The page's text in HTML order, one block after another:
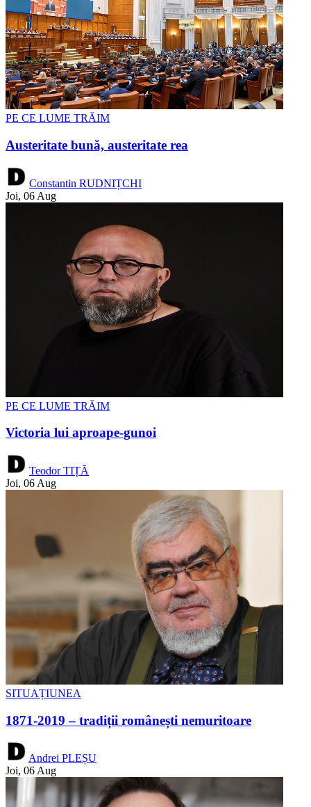
PE CE LUME TRĂIM
Austeritate bună, austeritate rea
Constantin RUDNIȚCHI
Joi, 06 Aug
PE CE LUME TRĂIM
Victoria lui aproape-gunoi
Teodor TIȚĂ
Joi, 06 Aug
SITUAȚIUNEA
1871-2019 – tradiții românești nemuritoare
Andrei PLEȘU
Joi, 06 Aug